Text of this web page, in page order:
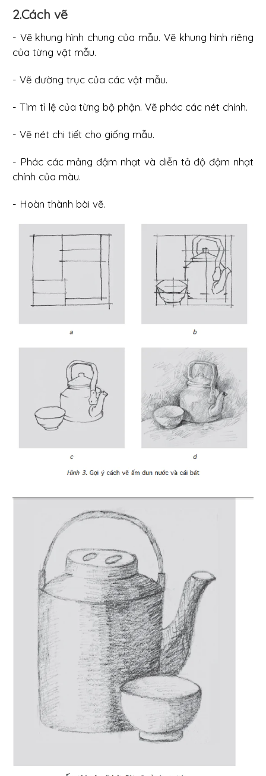
2.Cách vẽ
- Vẽ khung hình chung của mẫu. Vẽ khung hình riêng
của từng vật mẫu.
- Vẽ đường trục của các vật mẫu.
- Tìm tỉ lệ của từng bộ phận. Vẽ phác các nét chính.
- Vẽ nét chi tiết cho giống mẫu.
- Phác các mảng đậm nhạt và diễn tả độ đậm nhạt
chính của màu.
- Hoàn thành bài vẽ.